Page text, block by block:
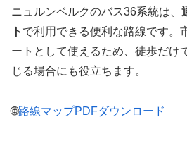
ニュルンベルクのバス36系統は、
ト で利用できる便利な路線です。
ートとして使えるため、徒歩だけ
じる場合にも役立ちます。
🌐路線マップPDFダウンロード